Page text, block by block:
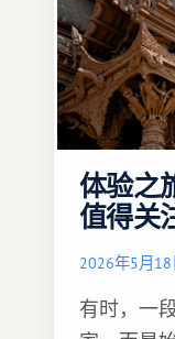
体验之
值得关
2026年5月18
有时，一